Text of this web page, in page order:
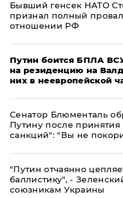
Бывший генсек НАТО
признал полный
отношении РФ
Путин боится БПЛА
на резиденцию на
них в неевропейской
Сенатор Блюменталь
Путину после принятия
санкций": "Вы не
"Путин отчаянно
баллистику", -
союзникам Украины